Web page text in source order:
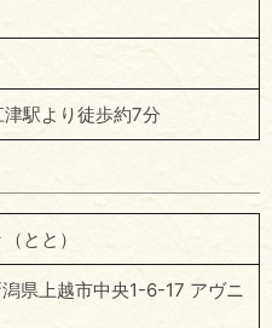
駅より徒歩約7分
とと）
県上越市中央1-6-17 アヴニ